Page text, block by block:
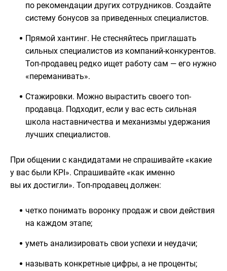
по рекомендации других сотрудников. Создайте
систему бонусов за приведенных специалистов.
Прямой хантинг. Не стесняйтесь приглашать
сильных специалистов из компаний-конкурентов.
Топ-продавец редко ищет работу сам — его нужно
«переманивать».
Стажировки. Можно вырастить своего топ-
продавца. Подходит, если у вас есть сильная
школа наставничества и механизмы удержания
лучших специалистов.
При общении с кандидатами не спрашивайте «какие
у вас были KPI». Спрашивайте «как именно
вы их достигли». Топ-продавец должен:
четко понимать воронку продаж и свои действия
на каждом этапе;
уметь анализировать свои успехи и неудачи;
называть конкретные цифры, а не проценты;